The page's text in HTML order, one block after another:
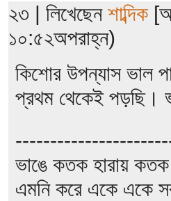
২৩ | লিখেছেন শাব্দিক
১০:৫২অপরাহ্ন)
কিশোর উপন্যাস ভাল
প্রথম থেকেই পড়ছি।
ভাঙে কতক হারায়
এমনি করে একে একে